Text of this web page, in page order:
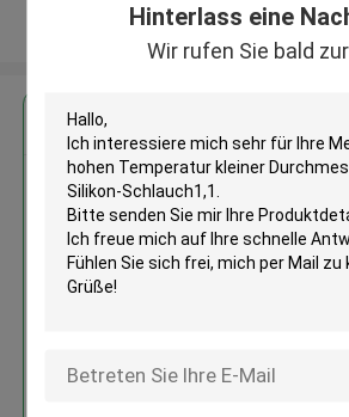
Hinterlass eine
Wir rufen Sie bald
Sehen Sie mehr an
Erhalten Sie den besten
Medizinischer
Temperatur
Durchmesser
Schlauch1,1
Fortsetzen